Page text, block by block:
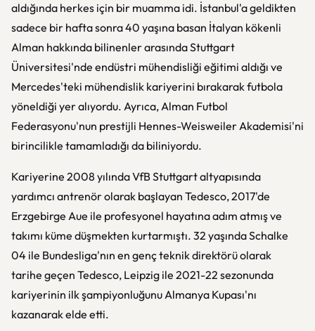
aldığında herkes için bir muamma idi. İstanbul'a geldikten
sadece bir hafta sonra 40 yaşına basan İtalyan kökenli
Alman hakkında bilinenler arasında Stuttgart
Üniversitesi'nde endüstri mühendisliği eğitimi aldığı ve
Mercedes'teki mühendislik kariyerini bırakarak futbola
yöneldiği yer alıyordu. Ayrıca, Alman Futbol
Federasyonu'nun prestijli Hennes-Weisweiler Akademisi'ni
birincilikle tamamladığı da biliniyordu.
Kariyerine 2008 yılında VfB Stuttgart altyapısında
yardımcı antrenör olarak başlayan Tedesco, 2017'de
Erzgebirge Aue ile profesyonel hayatına adım atmış ve
takımı küme düşmekten kurtarmıştı. 32 yaşında Schalke
04 ile Bundesliga'nın en genç teknik direktörü olarak
tarihe geçen Tedesco, Leipzig ile 2021-22 sezonunda
kariyerinin ilk şampiyonluğunu Almanya Kupası'nı
kazanarak elde etti.